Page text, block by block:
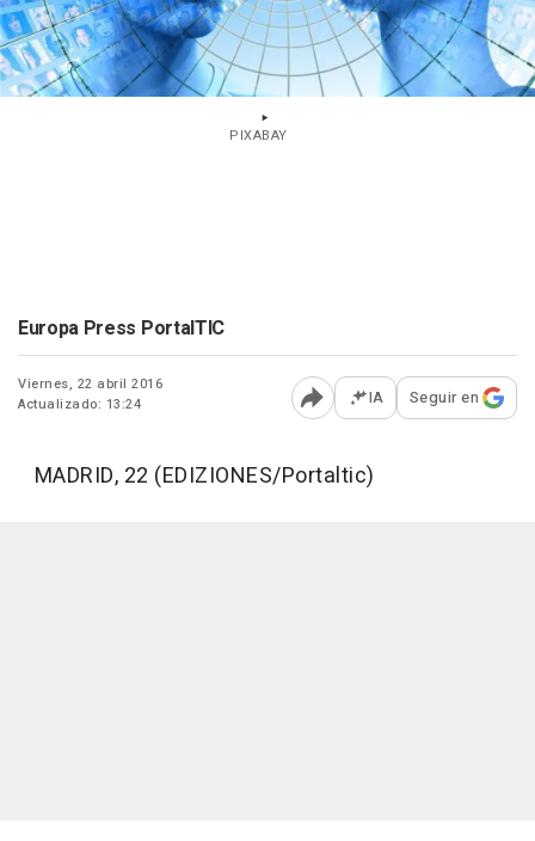
PIXABAY
Europa Press PortalTIC
Viernes, 22 abril 2016
Actualizado: 13:24
Abrir opciones para
IA Seguir en
MADRID, 22 (EDIZIONES/Portaltic)